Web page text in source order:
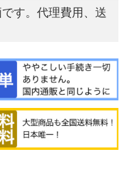
す。代理費用、送